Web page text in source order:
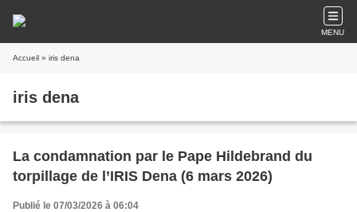
MENU
Accueil » iris dena
iris dena
La condamnation par le Pape Hildebrand du
torpillage de l’IRIS Dena (6 mars 2026)
Publié le 07/03/2026 à 06:04